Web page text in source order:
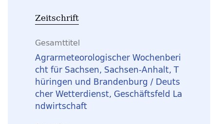
Zeitschrift
Gesamttitel
Agrarmeteorologischer Wochenberi
cht für Sachsen, Sachsen-Anhalt, T
hüringen und Brandenburg / Deuts
cher Wetterdienst, Geschäftsfeld La
ndwirtschaft